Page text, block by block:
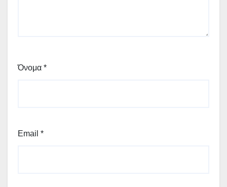
Όνομα *
Email *